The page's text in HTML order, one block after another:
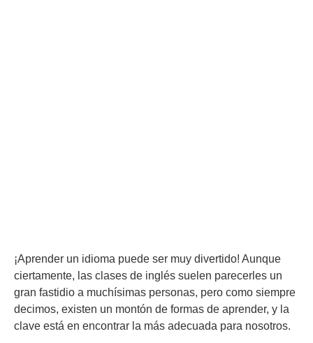
¡Aprender un idioma puede ser muy divertido! Aunque
ciertamente, las clases de inglés suelen parecerles un
gran fastidio a muchísimas personas, pero como siempre
decimos, existen un montón de formas de aprender, y la
clave está en encontrar la más adecuada para nosotros.